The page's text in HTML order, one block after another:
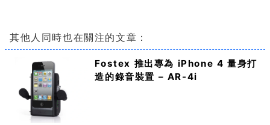
其他人同時也在關注的文章：
Fostex 推出專為 iPhone 4 量身打
造的錄音裝置 – AR-4i